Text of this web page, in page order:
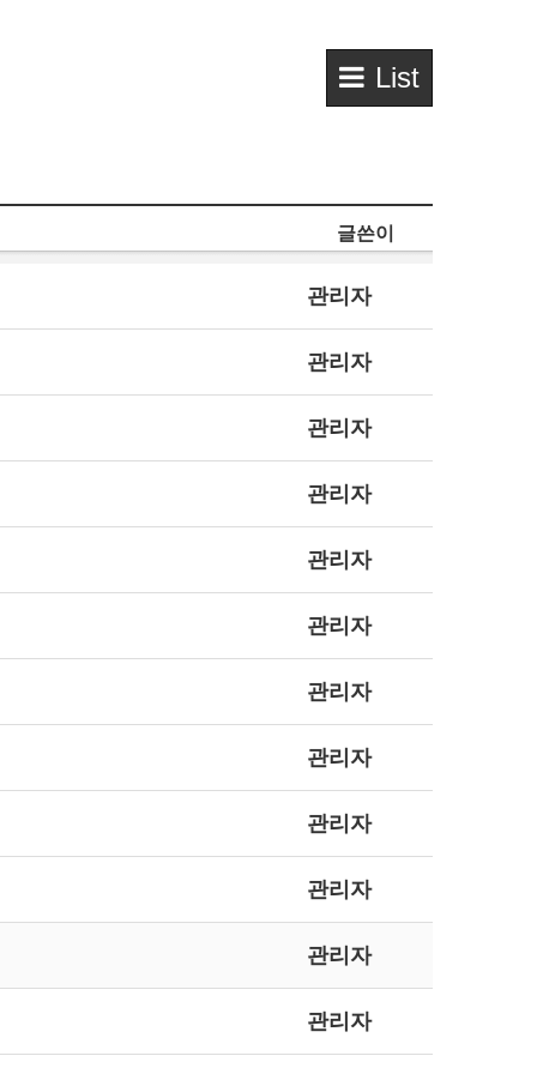
List
글쓴이
관리자
관리자
관리자
관리자
관리자
관리자
관리자
관리자
관리자
관리자
관리자
관리자